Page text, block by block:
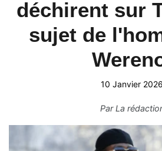
déchirent sur
sujet de
10 Janvier 2026
ParLa